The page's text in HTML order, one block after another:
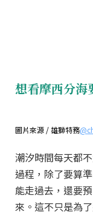
想看摩西分海
圖片來源 / 雄獅特務
潮汐時間每天都
過程，除了要算
能走過去，還要
來。這不只是為